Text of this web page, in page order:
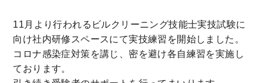
11月より行われるビルクリーニング技能士実技試験に
向け社内研修スペースにて実技練習を開始しました。
コロナ感染症対策を講じ、密を避け各自練習を実施し
ております。